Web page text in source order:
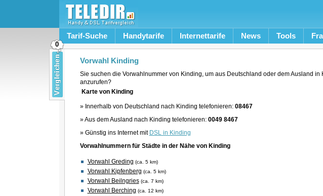
Tarif-Suche Handytarife Internettarife News Tools
Vorwahl Kinding
Sie suchen die Vorwahlnummer von Kinding, um aus Deutschland oder dem Ausland in
anzurufen?
Karte von Kinding
» Innerhalb von Deutschland nach Kinding telefonieren: 08467
» Aus dem Ausland nach Kinding telefonieren: 0049 8467
» Günstig ins Internet mit DSL in Kinding
Vorwahlnummern für Städte in der Nähe von Kinding
Vorwahl Greding (ca. 5 km)
Vorwahl Kipfenberg (ca. 5 km)
Vorwahl Beilngries (ca. 7 km)
Vorwahl Berching (ca. 12 km)
0